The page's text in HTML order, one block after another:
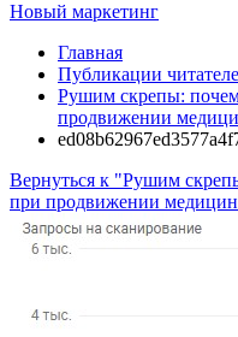
Новый маркетинг
Главная
Публикации
Рушим скрепы:
продвижении
Вернуться к "Рушим
при продвижении